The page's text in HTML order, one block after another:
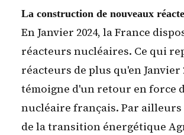
La construction de nouveaux
En Janvier 2024, la France
réacteurs nucléaires. Ce qui
réacteurs de plus qu'en Janvier
témoigne d'un retour en force
nucléaire français. Par
de la transition énergétique